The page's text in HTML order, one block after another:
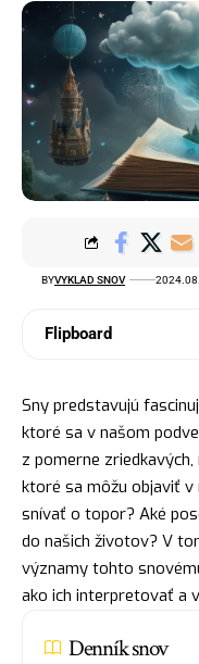
BYVYKLAD SNOV
Flipboard
Sny predstavujú
ktoré sa v našom
z pomerne
ktoré sa môžu objaviť v
snívať o topor? Aké
do našich životov? V
významy tohto
ako ich interpretovať a
Denník snov